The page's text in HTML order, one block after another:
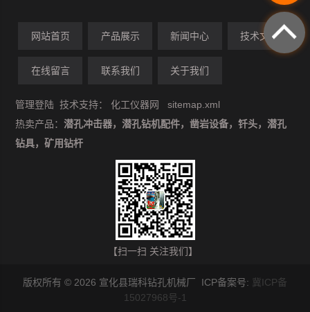
网站首页 产品展示 新闻中心 技术文章
在线留言 联系我们 关于我们
管理登陆 技术支持：化工仪器网
sitemap.xml
热卖产品：潜孔冲击器，潜孔钻机配件，凿岩设备，钎头，潜孔
钻具，矿用钻杆
【扫一扫 关注我们】
版权所有 © 2026 宣化县瑞科钻孔机械厂 ICP备案号: 冀ICP备
15027968号-1